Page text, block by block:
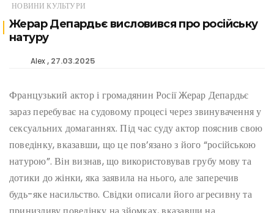
НОВИНИ КУЛЬТУРИ
Жерар Депардьє висловився про російську
натуру
Alex 27.03.2025
Французький актор і громадянин Росії Жерар Депардьє
зараз перебуває на судовому процесі через звинувачення у
сексуальних домаганнях. Під час суду актор пояснив свою
поведінку, вказавши, що це пов’язано з його “російською
натурою”. Він визнав, що використовував грубу мову та
дотики до жінки, яка заявила на нього, але заперечив
будь-яке насильство. Свідки описали його агресивну та